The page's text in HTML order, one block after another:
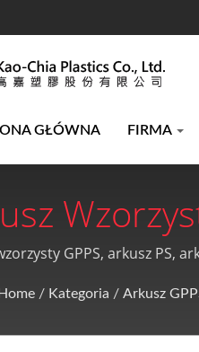
GŁÓWNA FIRMA
Folii
GPPS, arkusz PS,
Home / Kategoria / Arkusz